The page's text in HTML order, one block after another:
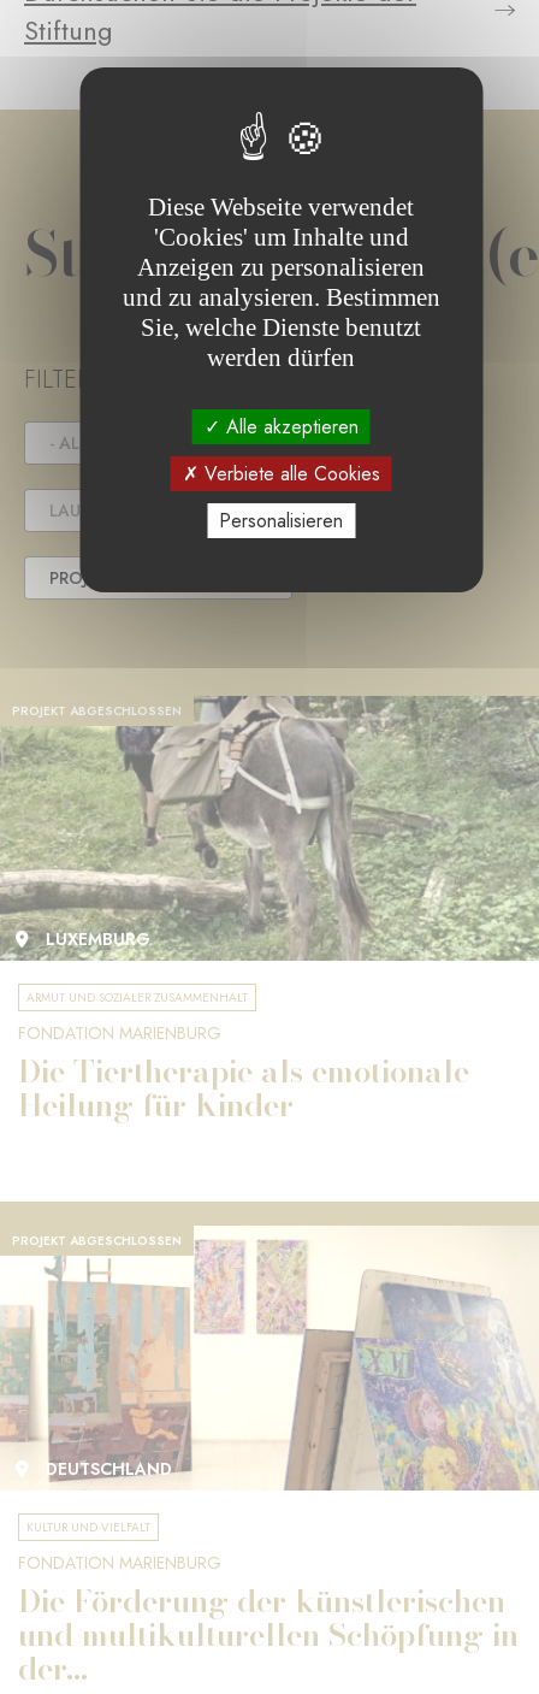
Stiftung
FILTER PROJECT STATUS
- ALLE - IN DER AUSSCHREIBUNG
LAUFENDES PROJEKT
PROJEKT ABGESCHLOSSEN
PROJEKT ABGESCHLOSSEN
LUXEMBURG
ARMUT UND SOZIALER ZUSAMMENHALT
FONDATION MARIENBURG
Die Tiertherapie als emotionale
Heilung für Kinder
PROJEKT ABGESCHLOSSEN
DEUTSCHLAND
KULTUR UND VIELFALT
FONDATION MARIENBURG
Die Förderung der künstlerischen
und multikulturellen Schöpfung in
der...
Diese Webseite verwendet
'Cookies' um Inhalte und
Anzeigen zu personalisieren
und zu analysieren. Bestimmen
Sie, welche Dienste benutzt
werden dürfen
Alle akzeptieren
Verbiete alle Cookies
Personalisieren